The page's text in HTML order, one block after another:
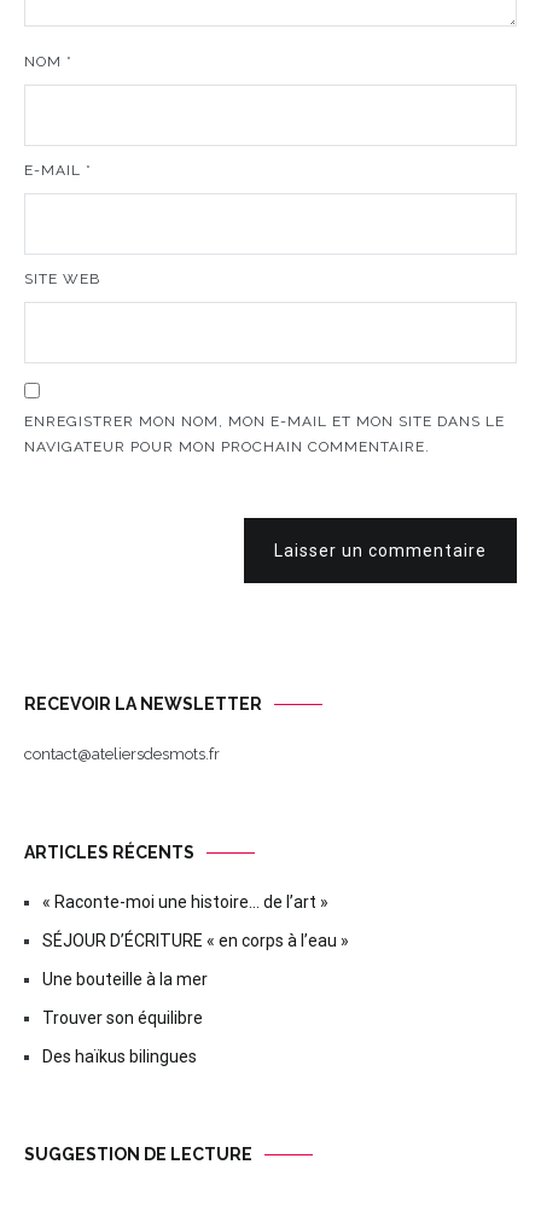
NOM *
E-MAIL *
SITE WEB
ENREGISTRER MON NOM, MON E-MAIL ET MON SITE DANS LE
NAVIGATEUR POUR MON PROCHAIN COMMENTAIRE.
Laisser un commentaire
RECEVOIR LA NEWSLETTER
contact@ateliersdesmots.fr
ARTICLES RÉCENTS
« Raconte-moi une histoire… de l’art »
SÉJOUR D’ÉCRITURE « en corps à l’eau »
Une bouteille à la mer
Trouver son équilibre
Des haïkus bilingues
SUGGESTION DE LECTURE